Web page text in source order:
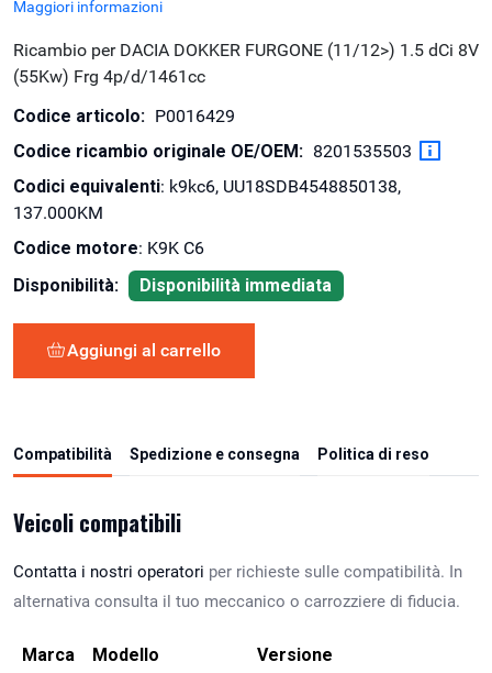
Maggiori informazioni
Ricambio per DACIA DOKKER FURGONE (11/12>) 1.5 dCi 8V
(55Kw) Frg 4p/d/1461cc
Codice articolo: P0016429
Codice ricambio originale OE/OEM: 8201535503
Codici equivalenti: k9kc6, UU18SDB4548850138,
137.000KM
Codice motore: K9K C6
Disponibilità:
Disponibilità immediata
Aggiungi al carrello
Compatibilità Spedizione e consegna Politica di reso
Veicoli compatibili
Contatta i nostri operatori per richieste sulle compatibilità. In
alternativa consulta il tuo meccanico o carrozziere di fiducia.
Marca Modello Versione